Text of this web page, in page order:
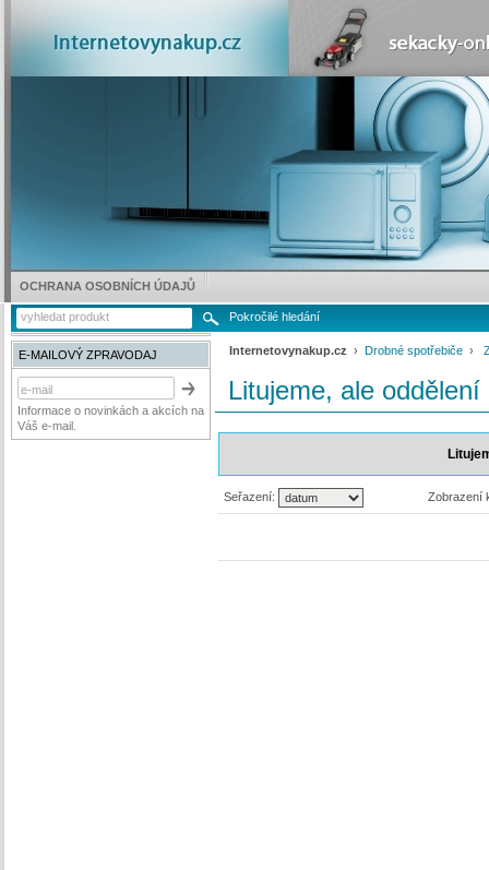
Internetovynakup.cz › Drobné spotřebiče ›
Litujeme, ale oddělení
Seřazení: Zobrazení
E-MAILOVÝ ZPRAVODAJ
Informace o novinkách a akcích na
Váš e-mail.
Pokročilé hledání
OCHRANA OSOBNÍCH ÚDAJŮ